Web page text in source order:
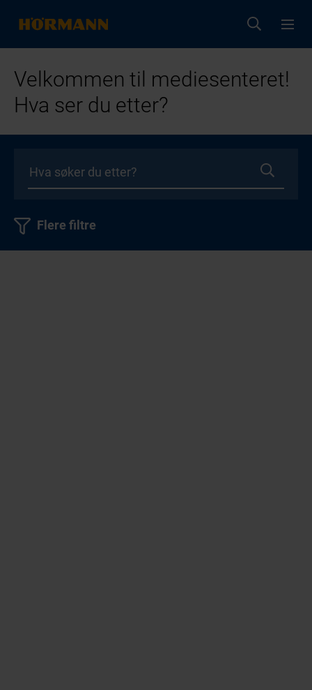
Velkommen til mediesenteret!
Hva ser du etter?
Flere filtre